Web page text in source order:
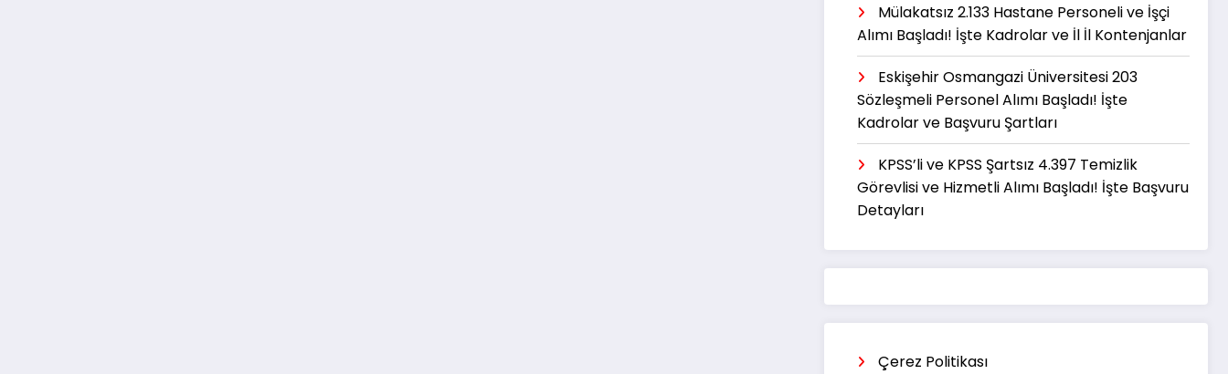
Mülakatsız 2.133 Hastane Personeli ve İşçi
Alımı Başladı! İşte Kadrolar ve İl İl Kontenjanlar
Eskişehir Osmangazi Üniversitesi 203
Sözleşmeli Personel Alımı Başladı! İşte
Kadrolar ve Başvuru Şartları
KPSS’li ve KPSS Şartsız 4.397 Temizlik
Görevlisi ve Hizmetli Alımı Başladı! İşte Başvuru
Detayları
Çerez Politikası